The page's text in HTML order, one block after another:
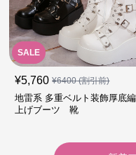
SALE
¥5,760 ¥6400(割引前)
地雷系 多重ベルト装飾厚底
上げブーツ 靴